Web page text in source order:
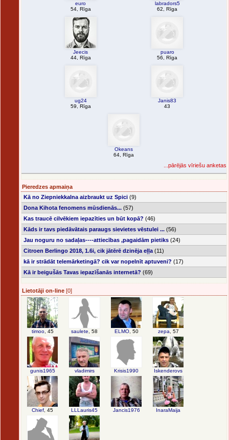
euro
54, Rīga
labradors5
62, Rīga
Jeecis
44, Rīga
puaro
56, Rīga
ug24
59, Rīga
Janis83
43
Okeans
64, Rīga
...pārējās vīriešu anketas
Pieredzes apmaiņa
Kā no Ziepniekkalna aizbraukt uz Spici (9)
Dona Kihota fenomens mūsdienās... (57)
Kas traucē cilvēkiem iepazīties un būt kopā? (46)
Kāds ir tavs piedāvātais paraugs sievietes vēstulei ... (56)
Jau noguru no sadaļas----attiecības ,pagaidām pietiks (24)
Citroen Berlingo 2018, 1.6i, cik jātērē dzinēja eļļa (11)
kā ir strādāt telemārketingā? cik var nopelnīt aptuveni? (17)
Kā ir beigušās Tavas iepazīšanās internetā? (69)
Lietotāji on-line [0]
timoo, 45 saulete , 58 ELMO, 50 zepa , 57
gunis1965 vladimirs Krisis1990 Iskenderovs
Chief , 45 LLLauris45 Jancis1976 InaraMaija